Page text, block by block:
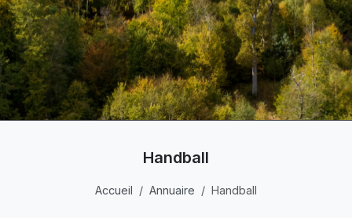
Handball
Accueil Annuaire Handball